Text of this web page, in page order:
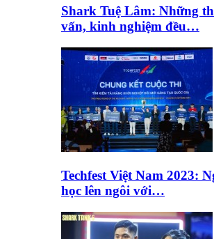
Shark Tuệ Lâm: Những
vấn, kinh nghiệm đều…
Techfest Việt Nam 2023:
học lên ngôi với…